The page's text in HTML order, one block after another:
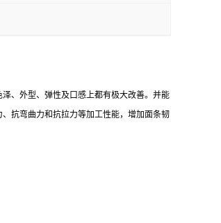
、外型、弹性及口感上都有极大改善。并能
抗弯曲力和抗拉力等加工性能，增加面条韧